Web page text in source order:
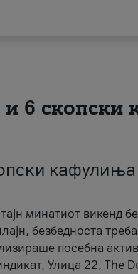
6 скопски
кафулиња
минатиот викенд
безбедноста
посебна
Улица 22, The